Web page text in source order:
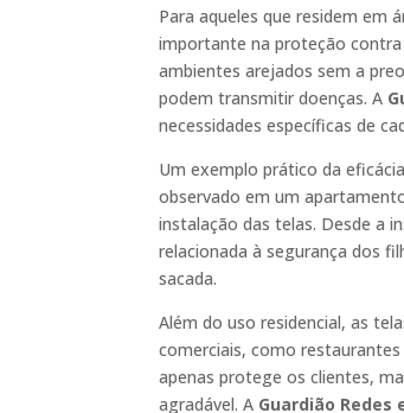
Para aqueles que residem em
importante na proteção
ambientes arejados sem a
podem transmitir doenças. A
necessidades específicas de
Um exemplo prático da
observado em um
instalação das telas. Desde a
relacionada à segurança dos
sacada.
Além do uso residencial, as
comerciais, como
apenas protege os clientes,
agradável. A Guardião Redes